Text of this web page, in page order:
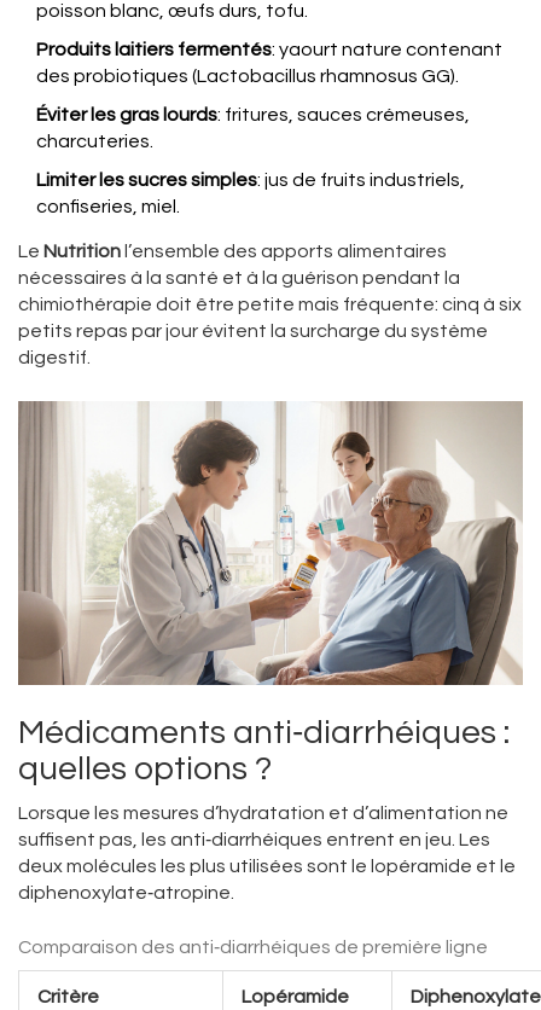
poisson blanc, œufs durs, tofu.
Produits laitiers fermentés: yaourt nature contenant
des probiotiques (Lactobacillus rhamnosus GG).
Éviter les gras lourds: fritures, sauces crémeuses,
charcuteries.
Limiter les sucres simples: jus de fruits industriels,
confiseries, miel.
Le Nutrition l’ensemble des apports alimentaires
nécessaires à la santé et à la guérison pendant la
chimiothérapie doit être petite mais fréquente: cinq à six
petits repas par jour évitent la surcharge du système
digestif.
Médicaments anti‑diarrhéiques :
quelles options ?
Lorsque les mesures d’hydratation et d’alimentation ne
suffisent pas, les anti‑diarrhéiques entrent en jeu. Les
deux molécules les plus utilisées sont le lopéramide et le
diphenoxylate‑atropine.
Comparaison des anti‑diarrhéiques de première ligne
Critère Lopéramide